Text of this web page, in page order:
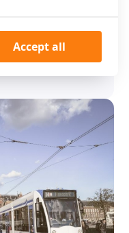
Accept all